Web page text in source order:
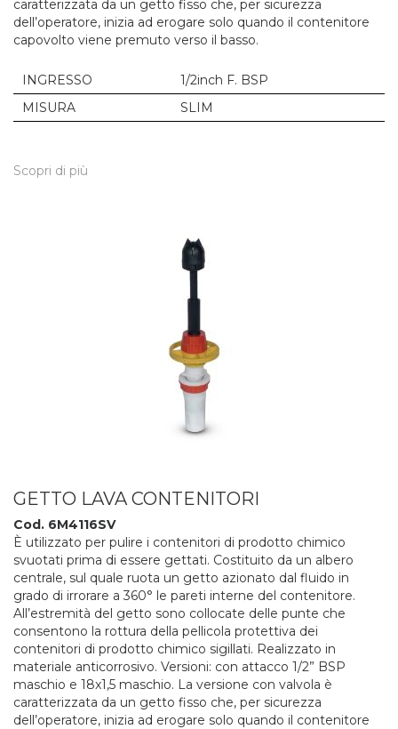
caratterizzata da un getto fisso che, per sicurezza
dell’operatore, inizia ad erogare solo quando il contenitore
capovolto viene premuto verso il basso.
INGRESSO
1/2inch F. BSP
MISURA
SLIM
Scopri di più
GETTO LAVA CONTENITORI
Cod. 6M4116SV
È utilizzato per pulire i contenitori di prodotto chimico
svuotati prima di essere gettati. Costituito da un albero
centrale, sul quale ruota un getto azionato dal fluido in
grado di irrorare a 360° le pareti interne del contenitore.
All’estremità del getto sono collocate delle punte che
consentono la rottura della pellicola protettiva dei
contenitori di prodotto chimico sigillati. Realizzato in
materiale anticorrosivo. Versioni: con attacco 1/2” BSP
maschio e 18x1,5 maschio. La versione con valvola è
caratterizzata da un getto fisso che, per sicurezza
dell’operatore, inizia ad erogare solo quando il contenitore